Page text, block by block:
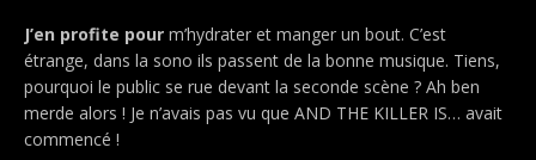
J’en profite pour m’hydrater et manger un bout. C’est
étrange, dans la sono ils passent de la bonne musique. Tiens,
pourquoi le public se rue devant la seconde scène ? Ah ben
merde alors ! Je n’avais pas vu que AND THE KILLER IS… avait
commencé !